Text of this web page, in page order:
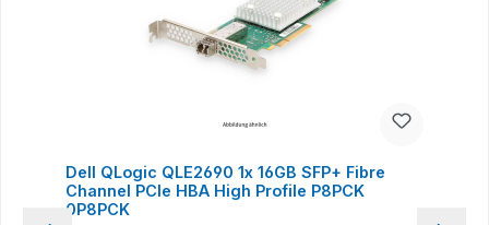
Dell QLogic QLE2690 1x 16GB SFP+ Fibre
Channel PCIe HBA High Profile P8PCK
0P8PCK